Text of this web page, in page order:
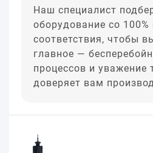
Наш специалист
оборудование со 100%
соответствия, чтобы
главное —
процессов и уважение
доверяет вам